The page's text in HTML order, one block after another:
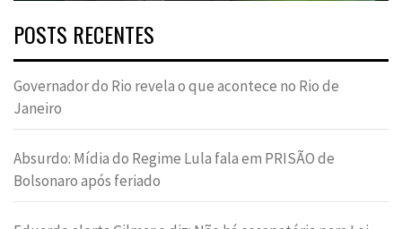
POSTS RECENTES
Governador do Rio revela o que acontece no Rio de
Janeiro
Absurdo: Mídia do Regime Lula fala em PRISÃO de
Bolsonaro após feriado